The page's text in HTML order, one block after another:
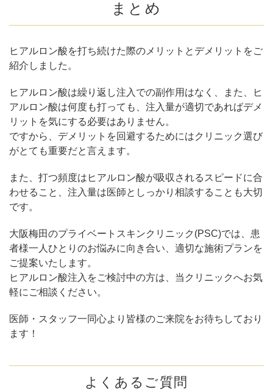
まとめ
ヒアルロン酸を打ち続けた際のメリットとデメリットをご
紹介しました。
ヒアルロン酸は繰り返し注入での副作用はなく、また、ヒ
アルロン酸は何度も打っても、注入量が適切であればデメ
リットを気にする必要はありません。
ですから、デメリットを回避するためにはクリニック選び
がとても重要だと言えます。
また、打つ頻度はヒアルロン酸が吸収されるスピードに合
わせること、注入量は医師としっかり相談することも大切
です。
大阪梅田のプライベートスキンクリニック(PSC)では、患
者様一人ひとりのお悩みに向き合い、適切な施術プランを
ご提案いたします。
ヒアルロン酸注入をご検討中の方は、当クリニックへお気
軽にご相談ください。
医師・スタッフ一同心より皆様のご来院をお待ちしており
ます！
よくあるご質問